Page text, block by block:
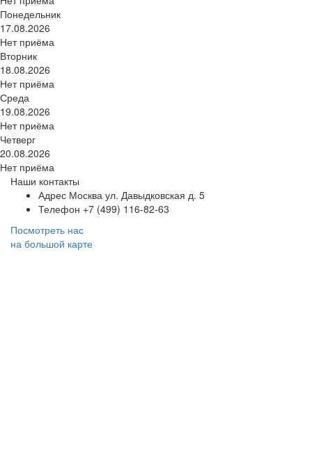
Понедельник
17.08.2026
Нет приёма
Вторник
18.08.2026
Нет приёма
Среда
19.08.2026
Нет приёма
Четверг
20.08.2026
Нет приёма
Наши контакты
Адрес Москва ул. Давыдковская д. 5
Телефон +7 (499) 116-82-63
Посмотреть нас
на большой карте